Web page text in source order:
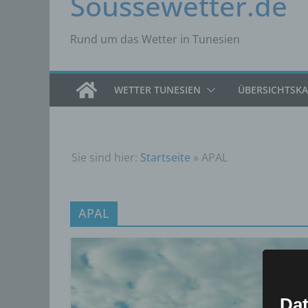
Rund um das Wetter in Tunesien
WETTER TUNESIEN
Sie sind hier: Startseite » APAL
APAL